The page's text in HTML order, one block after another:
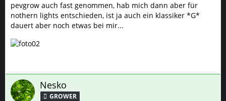
pevgrow auch fast genommen, hab mich dann aber für
nothern lights entschieden, ist ja auch ein klassiker *G*
dauert aber noch etwas bei mir...
Nesko
GROWER